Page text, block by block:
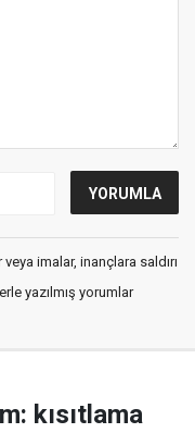
imalar, inançlara saldırı
yazılmış yorumlar
kısıtlama